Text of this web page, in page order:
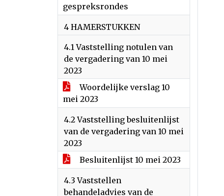
gespreksrondes
4 HAMERSTUKKEN
4.1 Vaststelling notulen van
de vergadering van 10 mei
2023
Woordelijke verslag 10
mei 2023
4.2 Vaststelling besluitenlijst
van de vergadering van 10 mei
2023
Besluitenlijst 10 mei 2023
4.3 Vaststellen
behandeladvies van de